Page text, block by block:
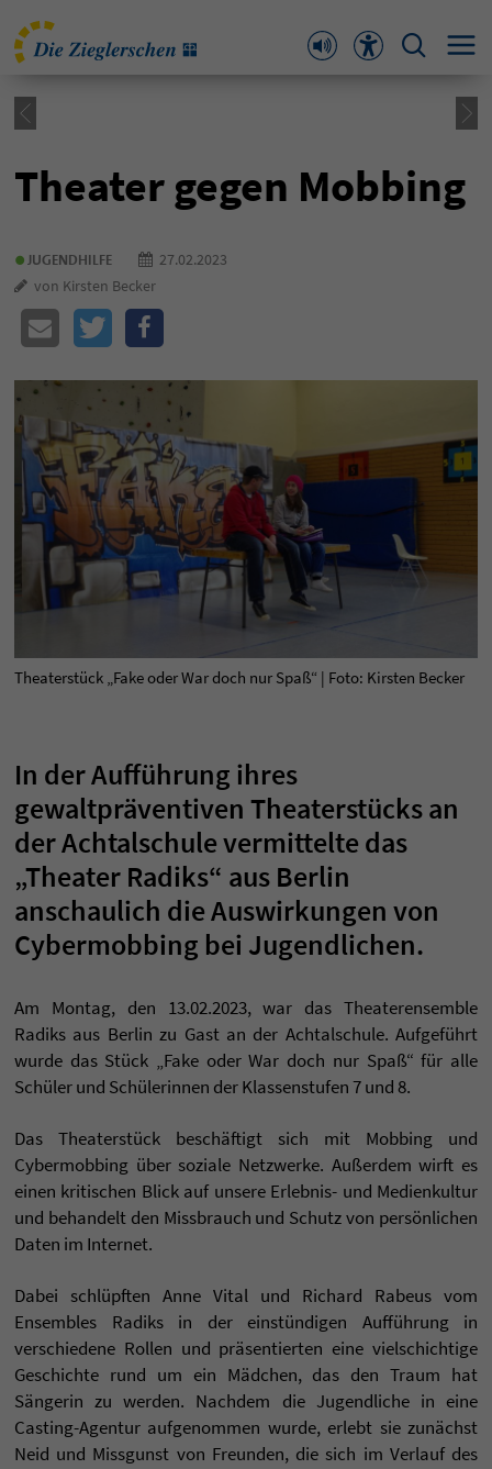
Theater gegen Mobbing
•JUGENDHILFE
27.02.2023
von Kirsten Becker
Theaterstück „Fake oder War doch nur Spaß“ | Foto: Kirsten Becker
In der Aufführung ihres
gewaltpräventiven Theaterstücks an
der Achtalschule vermittelte das
„Theater Radiks“ aus Berlin
anschaulich die Auswirkungen von
Cybermobbing bei Jugendlichen.
Am Montag, den 13.02.2023, war das Theaterensemble
Radiks aus Berlin zu Gast an der Achtalschule. Aufgeführt
wurde das Stück „Fake oder War doch nur Spaß“ für alle
Schüler und Schülerinnen der Klassenstufen 7 und 8.
Das Theaterstück beschäftigt sich mit Mobbing und
Cybermobbing über soziale Netzwerke. Außerdem wirft es
einen kritischen Blick auf unsere Erlebnis- und Medienkultur
und behandelt den Missbrauch und Schutz von persönlichen
Daten im Internet.
Dabei schlüpften Anne Vital und Richard Rabeus vom
Ensembles Radiks in der einstündigen Aufführung in
verschiedene Rollen und präsentierten eine vielschichtige
Geschichte rund um ein Mädchen, das den Traum hat
Sängerin zu werden. Nachdem die Jugendliche in eine
Casting-Agentur aufgenommen wurde, erlebt sie zunächst
Neid und Missgunst von Freunden, die sich im Verlauf des